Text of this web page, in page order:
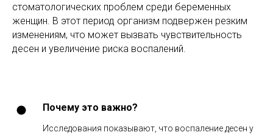
стоматологических проблем среди беременных
женщин. В этот период организм подвержен резким
изменениям, что может вызвать чувствительность
десен и увеличение риска воспалений.
Почему это важно?
Исследования показывают, что воспаление десен у